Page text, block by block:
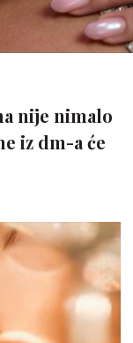
nije nimalo
iz dm-a će